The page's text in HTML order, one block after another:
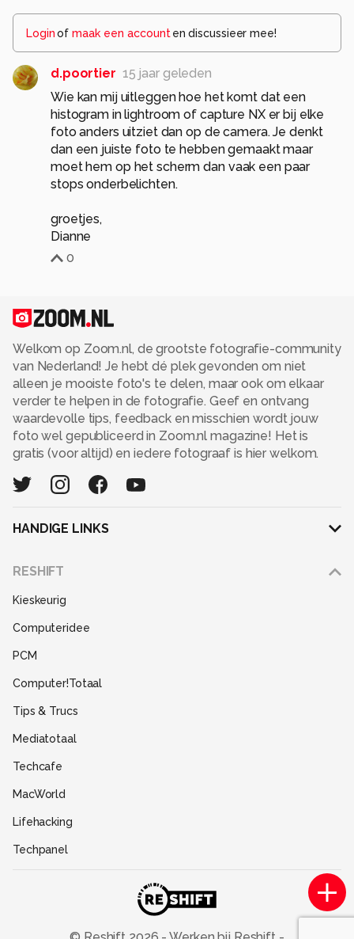
Loginof maak een account en discussieer mee!
d.poortier 15 jaar geleden
Wie kan mij uitleggen hoe het komt dat een
histogram in lightroom of capture NX er bij elke
foto anders uitziet dan op de camera. Je denkt
dan een juiste foto te hebben gemaakt maar
moet hem op het scherm dan vaak een paar
stops onderbelichten.
groetjes,
Dianne
0
Welkom op Zoom.nl, de grootste fotografie-community
van Nederland! Je hebt dé plek gevonden om niet
alleen je mooiste foto's te delen, maar ook om elkaar
verder te helpen in de fotografie. Geef en ontvang
waardevolle tips, feedback en misschien wordt jouw
foto wel gepubliceerd in Zoom.nl magazine! Het is
gratis (voor altijd) en iedere fotograaf is hier welkom.
HANDIGE LINKS
RESHIFT
Kieskeurig
Computeridee
PCM
Computer!Totaal
Tips & Trucs
Mediatotaal
Techcafe
MacWorld
Lifehacking
Techpanel
Power Unlimited